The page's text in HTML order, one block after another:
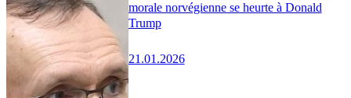
morale norvégienne se heurte à Donald
Trump
21.01.2026